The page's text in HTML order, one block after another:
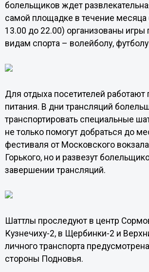
болельщиков ждет
самой площадке в течение
13.00 до 22.00) организованы
видам спорта – волейболу,
Для отдыха посетителей работают
питания. В дни трансляций
транспортировать специальные
не только помогут добраться до
фестиваля от Московского
Горького, но и развезут
завершении трансляций.
Шаттлы проследуют в центр
Кузнечиху-2, в Щербинки-2 и
личного транспорта
стороны Подновья.